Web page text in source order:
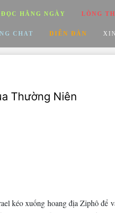
HẰNG NGÀY LÒNG
CHAT DIỄN ĐÀN
Thường Niên
kéo xuống hoang địa Ziphô để